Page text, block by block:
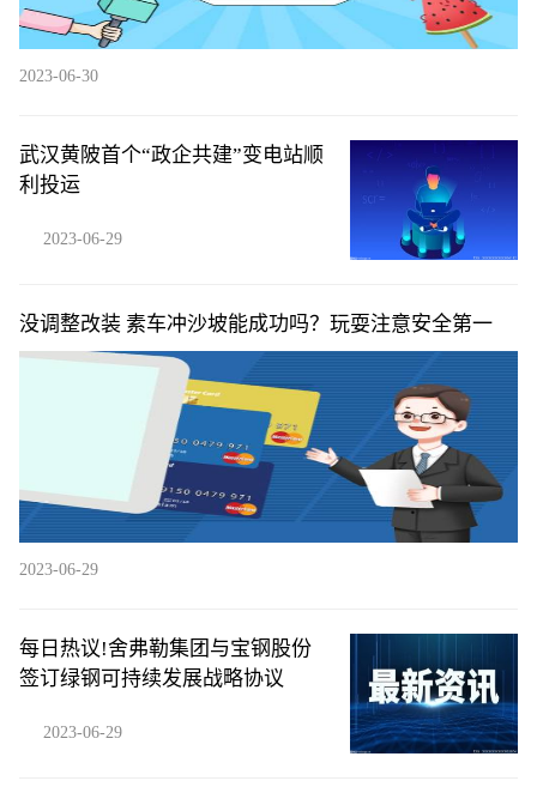
2023-06-30
武汉黄陂首个“政企共建”变电站顺
利投运
2023-06-29
没调整改装 素车冲沙坡能成功吗？玩耍注意安全第一
2023-06-29
每日热议!舍弗勒集团与宝钢股份
签订绿钢可持续发展战略协议
2023-06-29